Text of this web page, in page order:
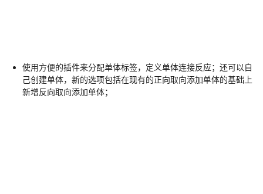
使用方便的插件来分配单体标签，定义单体连接反应；还可以自
己创建单体，新的选项包括在现有的正向取向添加单体的基础上
新增反向取向添加单体；